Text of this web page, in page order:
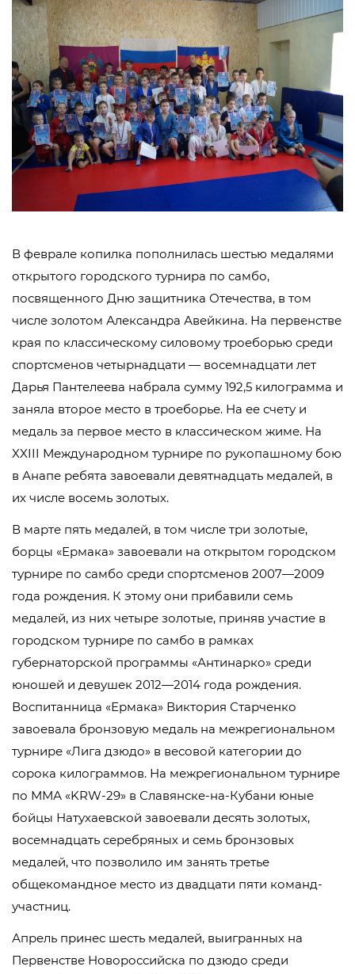
В феврале копилка пополнилась шестью медалями
открытого городского турнира по самбо,
посвященного Дню защитника Отечества, в том
числе золотом Александра Авейкина. На первенстве
края по классическому силовому троеборью среди
спортсменов четырнадцати — восемнадцати лет
Дарья Пантелеева набрала сумму 192,5 килограмма и
заняла второе место в троеборье. На ее счету и
медаль за первое место в классическом жиме. На
XXIII Международном турнире по рукопашному бою
в Анапе ребята завоевали девятнадцать медалей, в
их числе восемь золотых.
В марте пять медалей, в том числе три золотые,
борцы «Ермака» завоевали на открытом городском
турнире по самбо среди спортсменов 2007—2009
года рождения. К этому они прибавили семь
медалей, из них четыре золотые, приняв участие в
городском турнире по самбо в рамках
губернаторской программы «Антинарко» среди
юношей и девушек 2012—2014 года рождения.
Воспитанница «Ермака» Виктория Старченко
завоевала бронзовую медаль на межрегиональном
турнире «Лига дзюдо» в весовой категории до
сорока килограммов. На межрегиональном турнире
по ММА «KRW-29» в Славянске-на-Кубани юные
бойцы Натухаевской завоевали десять золотых,
восемнадцать серебряных и семь бронзовых
медалей, что позволило им занять третье
общекомандное место из двадцати пяти команд-
участниц.
Апрель принес шесть медалей, выигранных на
Первенстве Новороссийска по дзюдо среди